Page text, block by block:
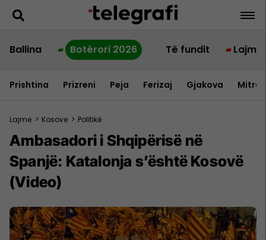
Ballina Botërori 2026 Të fundit Lajme
Prishtina Prizreni Peja Ferizaj Gjakova
Lajme > Kosove > Politikë
Ambasadori i Shqipërisë në
Spanjë: Katalonja s’është Kosovë
(Video)